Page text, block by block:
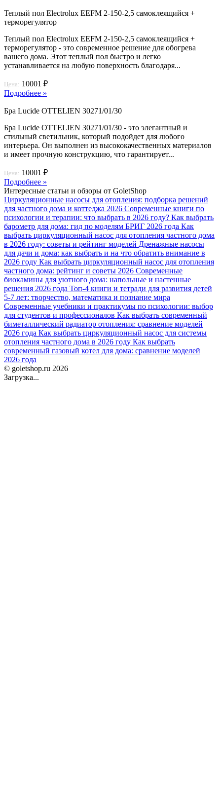
Теплый пол Electrolux EEFM 2-150-2,5 самоклеящийся +
терморегулятор
Теплый пол Electrolux EEFM 2-150-2,5 самоклеящийся +
терморегулятор - это современное решение для обогрева
вашего дома. Этот теплый пол быстро и легко
устанавливается на любую поверхность благодаря...
Цена: 10001 ₽
Подробнее »
Бра Lucide OTTELIEN 30271/01/30
Бра Lucide OTTELIEN 30271/01/30 - это элегантный и
стильный светильник, который подойдет для любого
интерьера. Он выполнен из высококачественных материалов
и имеет прочную конструкцию, что гарантирует...
Цена: 10001 ₽
Подробнее »
Интересные статьи и обзоры от GoletShop
Циркуляционные насосы для отопления: подборка решений
для частного дома и коттеджа 2026 Современные книги по
психологии и терапии: что выбрать в 2026 году? Как выбрать
барометр для дома: гид по моделям БРИГ 2026 года Как
выбрать циркуляционный насос для отопления частного дома
в 2026 году: советы и рейтинг моделей Дренажные насосы
для дачи и дома: как выбрать и на что обратить внимание в
2026 году Как выбрать циркуляционный насос для отопления
частного дома: рейтинг и советы 2026 Современные
биокамины для уютного дома: напольные и настенные
решения 2026 года Топ-4 книги и тетради для развития детей
5-7 лет: творчество, математика и познание мира
Современные учебники и практикумы по психологии: выбор
для студентов и профессионалов Как выбрать современный
биметаллический радиатор отопления: сравнение моделей
2026 года Как выбрать циркуляционный насос для системы
отопления частного дома в 2026 году Как выбрать
современный газовый котел для дома: сравнение моделей
2026 года
© goletshop.ru 2026
Загрузка...